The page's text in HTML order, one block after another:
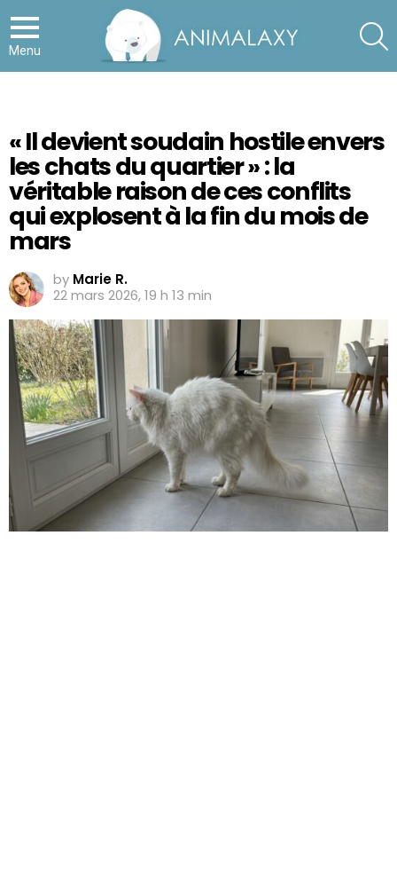
Menu
« Il devient soudain hostile envers
les chats du quartier » : la
véritable raison de ces conflits
qui explosent à la fin du mois de
mars
by Marie R.
22 mars 2026, 19 h 13 min